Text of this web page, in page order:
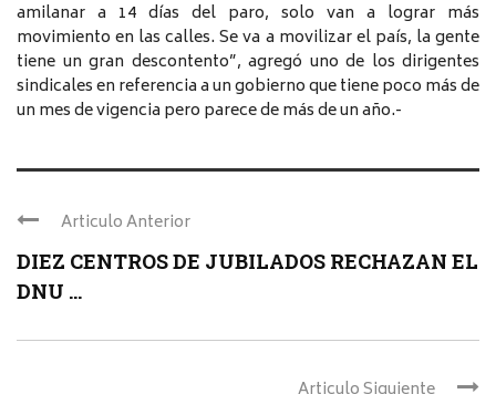
amilanar a 14 días del paro, solo van a lograr más
movimiento en las calles. Se va a movilizar el país, la gente
tiene un gran descontento”, agregó uno de los dirigentes
sindicales en referencia a un gobierno que tiene poco más de
un mes de vigencia pero parece de más de un año.-
Articulo Anterior
DIEZ CENTROS DE JUBILADOS RECHAZAN EL
DNU ...